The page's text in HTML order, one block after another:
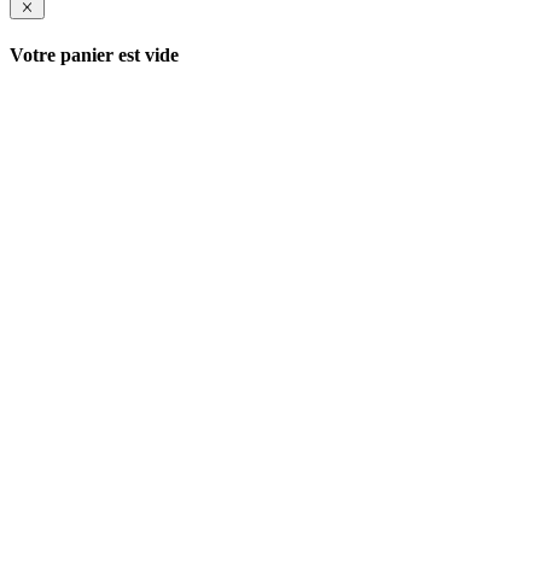
Votre panier est vide